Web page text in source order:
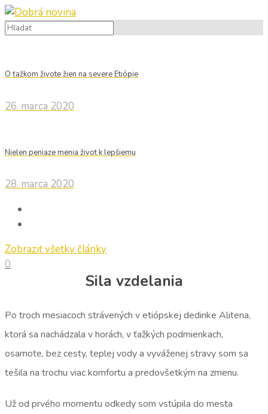
O ťažkom živote žien na severe Etiópie
26. marca 2020
Nielen peniaze menia život k lepšiemu
28. marca 2020
Zobraziť všetky články
0
Sila vzdelania
Po troch mesiacoch strávených v etiópskej dedinke Alitena,
ktorá sa nachádzala v horách, v ťažkých podmienkach,
osamote, bez cesty, teplej vody a vyváženej stravy som sa
tešila na trochu viac komfortu a predovšetkým na zmenu.
Už od prvého momentu odkedy som vstúpila do mesta